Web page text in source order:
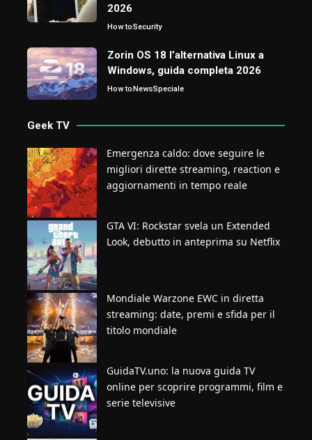
2026
How toSecurity
Zorin OS 18 l’alternativa Linux a
Windows, guida completa 2026
How toNewsSpeciale
Geek TV
Emergenza caldo: dove seguire le
migliori dirette streaming, reaction e
aggiornamenti in tempo reale
GTA VI: Rockstar svela un Extended
Look, debutto in anteprima su Netflix
Mondiale Warzone EWC in diretta
streaming: date, premi e sfida per il
titolo mondiale
GuidaTV.uno: la nuova guida TV
online per scoprire programmi, film e
serie televisive